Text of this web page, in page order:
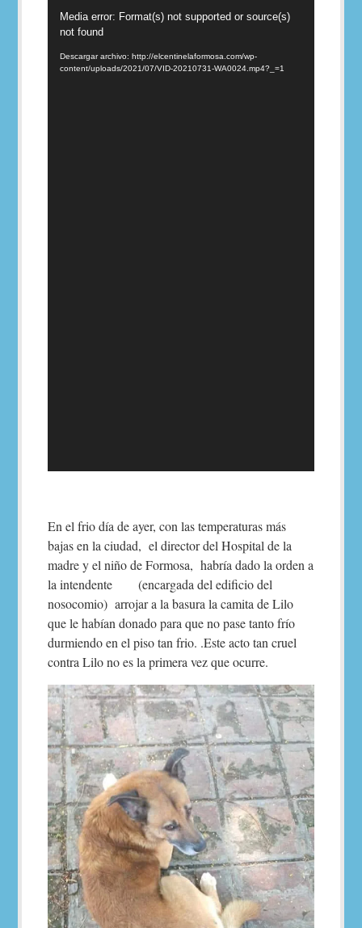
Media error: Format(s) not supported or source(s)
not found
Descargar archivo: http://elcentinelaformosa.com/wp-
content/uploads/2021/07/VID-20210731-WA0024.mp4?_=1
En el frio día de ayer, con las temperaturas más
bajas en la ciudad, el director del Hospital de la
madre y el niño de Formosa, habría dado la orden a
la intendente (encargada del edificio del
nosocomio) arrojar a la basura la camita de Lilo
que le habían donado para que no pase tanto frío
durmiendo en el piso tan frio. .Este acto tan cruel
contra Lilo no es la primera vez que ocurre.